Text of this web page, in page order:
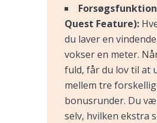
Quest Feature):
du laver en
vokser en meter.
fuld, får du lov til at
mellem tre
bonusrunder. Du
selv, hvilken ekstra